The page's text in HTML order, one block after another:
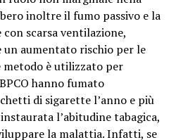
inoltre il fumo passivo e la
scarsa ventilazione,
aumentato rischio per le
metodo è utilizzato per
hanno fumato
di sigarette l’anno e più
l’abitudine tabagica,
la malattia. Infatti, se